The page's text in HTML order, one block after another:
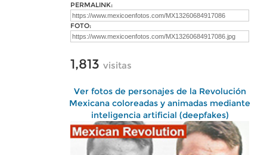
PERMALINK:
FOTO:
1,813 visitas
Ver fotos de personajes de la Revolución
Mexicana coloreadas y animadas mediante
inteligencia artificial (deepfakes)